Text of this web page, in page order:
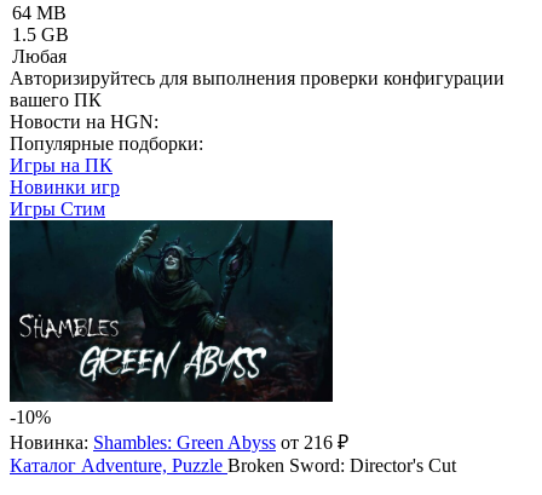
64 MB
1.5 GB
Любая
Авторизируйтесь для выполнения проверки конфигурации
вашего ПК
Новости на HGN:
Популярные подборки:
Игры на ПК
Новинки игр
Игры Стим
-10%
Новинка: Shambles: Green Abyss от 216 ₽
Каталог Adventure, Puzzle Broken Sword: Director's Cut